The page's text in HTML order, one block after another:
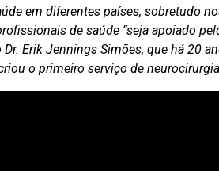
em diferentes países, sobretudo
de saúde “seja apoiado
Erik Jennings Simões, que há 20
o primeiro serviço de